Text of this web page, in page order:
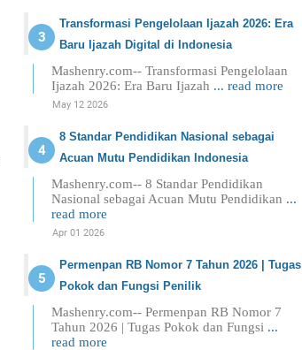
Transformasi Pengelolaan Ijazah 2026: Era
Baru Ijazah Digital di Indonesia
Mashenry.com-- Transformasi Pengelolaan
Ijazah 2026: Era Baru Ijazah ... read more
May 12 2026
8 Standar Pendidikan Nasional sebagai
Acuan Mutu Pendidikan Indonesia
Mashenry.com-- 8 Standar Pendidikan
Nasional sebagai Acuan Mutu Pendidikan ...
read more
Apr 01 2026
Permenpan RB Nomor 7 Tahun 2026 | Tugas
Pokok dan Fungsi Penilik
Mashenry.com-- Permenpan RB Nomor 7
Tahun 2026 | Tugas Pokok dan Fungsi ...
read more